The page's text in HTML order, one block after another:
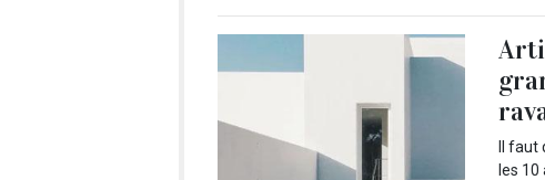
Il
les